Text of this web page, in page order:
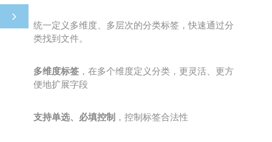
统一定义多维度、多层次的分类标签，快速通过分
类找到文件。
多维度标签 ，在多个维度定义分类，更灵活、更方
便地扩展字段
支持单选、必填控制 ，控制标签合法性